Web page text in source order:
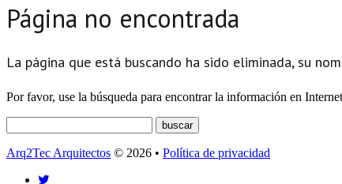
Página no encontrada
La página que está buscando ha sido eliminada, su
Por favor, use la búsqueda para encontrar la información en
Arq2Tec Arquitectos © 2026 • Política de privacidad